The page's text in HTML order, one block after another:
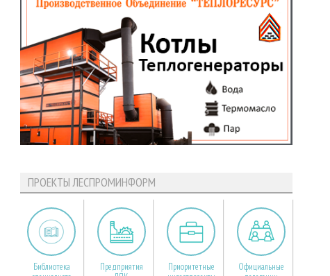
ПРОЕКТЫ ЛЕСПРОМИНФОРМ
Библиотека
Предприятия
Приоритетные
Официальные